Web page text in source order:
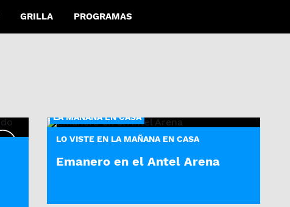
GRILLA PROGRAMAS
LA MAÑANA EN CASA
LO VISTE EN LA MAÑANA EN CASA
Emanero en el Antel Arena